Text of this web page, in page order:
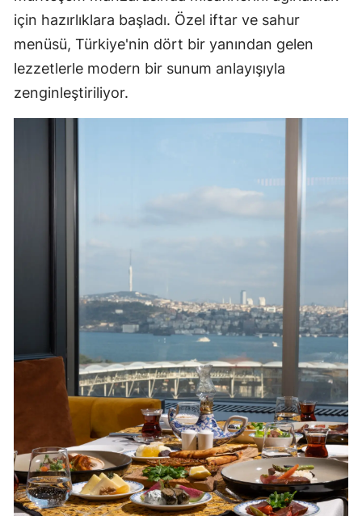
için hazırlıklara başladı. Özel iftar ve sahur
menüsü, Türkiye'nin dört bir yanından gelen
lezzetlerle modern bir sunum anlayışıyla
zenginleştiriliyor.